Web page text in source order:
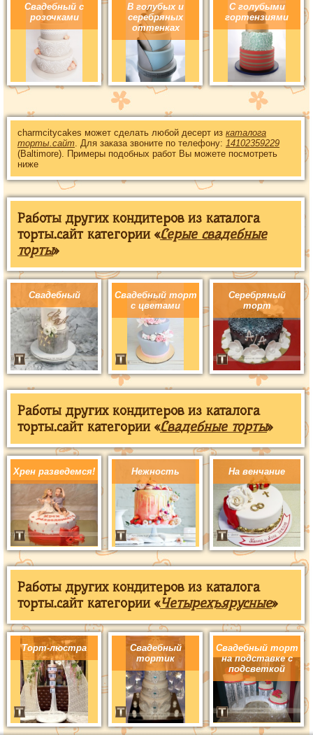
Свадебный с
розочками
В голубых и
серебряных
оттенках
С голубыми
гортензиями
charmcitycakes может сделать любой десерт из каталога
торты.сайт . Для заказа звоните по телефону: 14102359229
(Baltimore). Примеры подобных работ Вы можете посмотреть
ниже
Работы других кондитеров из каталога
торты.сайт категории «Серые свадебные
торты»
Свадебный
Свадебный торт
с цветами
Серебряный
торт
Работы других кондитеров из каталога
торты.сайт категории «Свадебные торты»
Хрен разведемся! Нежность На венчание
Работы других кондитеров из каталога
торты.сайт категории «Четырехъярусные»
Торт-люстра
Свадебный
тортик
Свадебный торт
на подставке с
подсветкой